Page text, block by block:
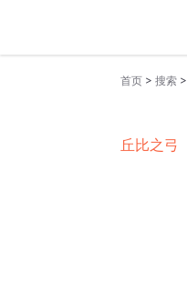
首页 > 搜索 >
丘比之弓